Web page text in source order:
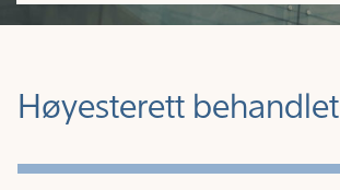
Høyesterett